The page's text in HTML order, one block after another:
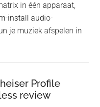
in één apparaat,
install audio-
je muziek afspelen in
Profile
review